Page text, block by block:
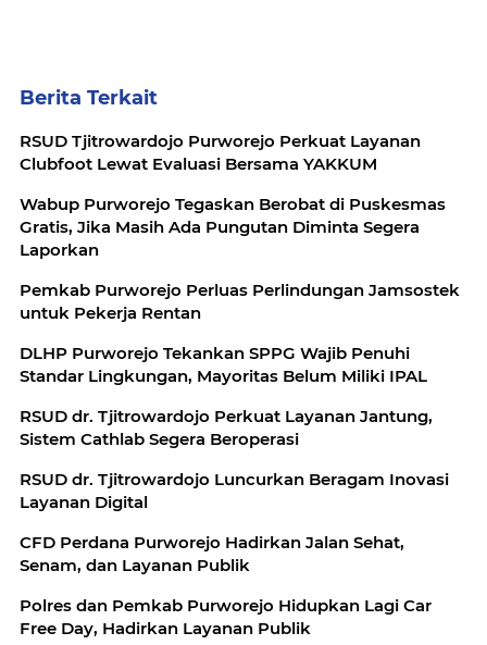
Berita Terkait
RSUD Tjitrowardojo Purworejo Perkuat Layanan
Clubfoot Lewat Evaluasi Bersama YAKKUM
Wabup Purworejo Tegaskan Berobat di Puskesmas
Gratis, Jika Masih Ada Pungutan Diminta Segera
Laporkan
Pemkab Purworejo Perluas Perlindungan Jamsostek
untuk Pekerja Rentan
DLHP Purworejo Tekankan SPPG Wajib Penuhi
Standar Lingkungan, Mayoritas Belum Miliki IPAL
RSUD dr. Tjitrowardojo Perkuat Layanan Jantung,
Sistem Cathlab Segera Beroperasi
RSUD dr. Tjitrowardojo Luncurkan Beragam Inovasi
Layanan Digital
CFD Perdana Purworejo Hadirkan Jalan Sehat,
Senam, dan Layanan Publik
Polres dan Pemkab Purworejo Hidupkan Lagi Car
Free Day, Hadirkan Layanan Publik